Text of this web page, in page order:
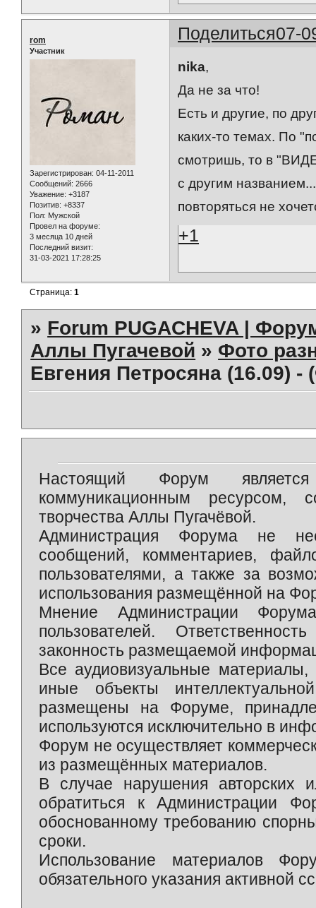
Поделиться07-
rom
Участник
Зарегистрирован: 04-11-2011
Сообщений: 2666
Уважение: +3187
Позитив: +8337
Пол: Мужской
Провел на форуме:
3 месяца 10 дней
Последний визит:
31-03-2021 17:28:25
nika,
Да не за что!
Есть и другие, по
каких-то темах. По
смотришь, то в
с другим
повторяться не
+1
Страница:1
» Forum PUGACHEVA |
Аллы Пугачевой » Фото
Евгения Петросяна (16.09)
Настоящий Форум является
коммуникационным ресурсом,
творчества Аллы Пугачёвой.
Администрация Форума не
сообщений, комментариев,
пользователями, а также за
использования размещённой на
Мнение Администрации
пользователей.
законность размещаемой
Все аудиовизуальные
иные объекты
размещены на Форуме,
используются исключительно в
Форум не осуществляет
из размещённых материалов.
В случае нарушения авторских
обратиться к Администрации
обоснованному требованию
сроки.
Использование материалов
обязательного указания активной